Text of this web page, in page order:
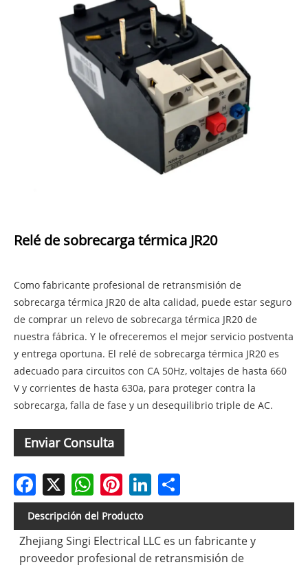
Relé de sobrecarga térmica JR20
Como fabricante profesional de retransmisión de
sobrecarga térmica JR20 de alta calidad, puede estar seguro
de comprar un relevo de sobrecarga térmica JR20 de
nuestra fábrica. Y le ofreceremos el mejor servicio postventa
y entrega oportuna. El relé de sobrecarga térmica JR20 es
adecuado para circuitos con CA 50Hz, voltajes de hasta 660
V y corrientes de hasta 630a, para proteger contra la
sobrecarga, falla de fase y un desequilibrio triple de AC.
Enviar Consulta
Facebook WhatsAppPinterestLinkedIn
Descripción del Producto
Zhejiang Singi Electrical LLC es un fabricante y
proveedor profesional de retransmisión de